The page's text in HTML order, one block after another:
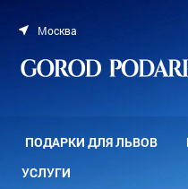
Москва
ПОДАРКИ ДЛЯ ЛЬВОВ
УСЛУГИ